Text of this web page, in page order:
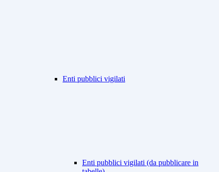
Enti pubblici vigilati
Enti pubblici vigilati (da pubblicare in